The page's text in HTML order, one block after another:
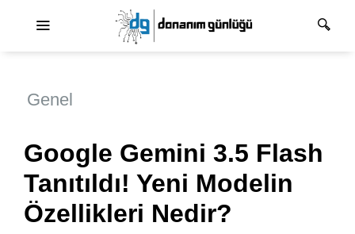
Genel
Google Gemini 3.5 Flash
Tanıtıldı! Yeni Modelin
Özellikleri Nedir?